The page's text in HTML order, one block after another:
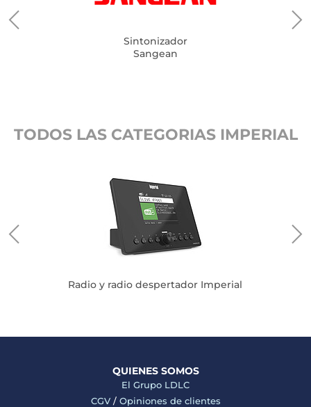
Sintonizador
Sangean
TODOS LAS CATEGORIAS IMPERIAL
Radio y radio despertador Imperial
QUIENES SOMOS
El Grupo LDLC
CGV/ Opiniones de clientes